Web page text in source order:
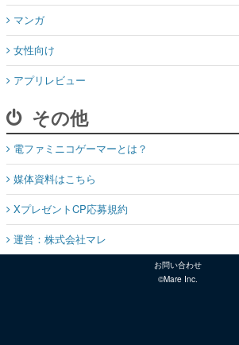
マンガ
女性向け
アプリレビュー
その他
電ファミニコゲーマーとは？
媒体資料はこちら
XプレゼントCP応募規約
運営：株式会社マレ
お問い合わせ
©Mare Inc.